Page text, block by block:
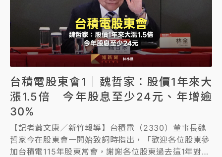
台積電股東會1｜魏哲家：股價1年來大
漲1.5倍 今年股息至少24元、年增逾
30%
【記者蕭文康／新竹報導】台積電（2330）董事長魏
哲家今在股東會一開始致詞時指出，「歡迎各位股東參
加台積電115年股東常會，謝謝各位股東過去這1年對台